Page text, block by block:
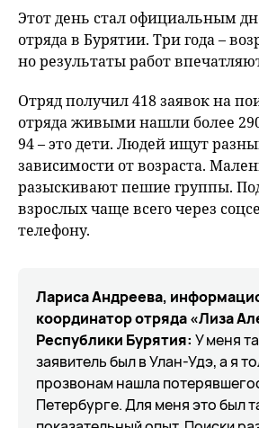
Этот день стал официальным
отряда в Бурятии. Три года –
но результаты работ
Отряд получил 418 заявок на
отряда живыми нашли более
94 – это дети. Людей ищут
зависимости от возраста.
разыскивают пешие группы.
взрослых чаще всего через
телефону.
Лариса Андреева,
координатор отряда «Лиза
Республики Бурятия: У меня
заявитель был в Улан-Удэ, а я
прозвонам нашла
Петербурге. Для меня это был